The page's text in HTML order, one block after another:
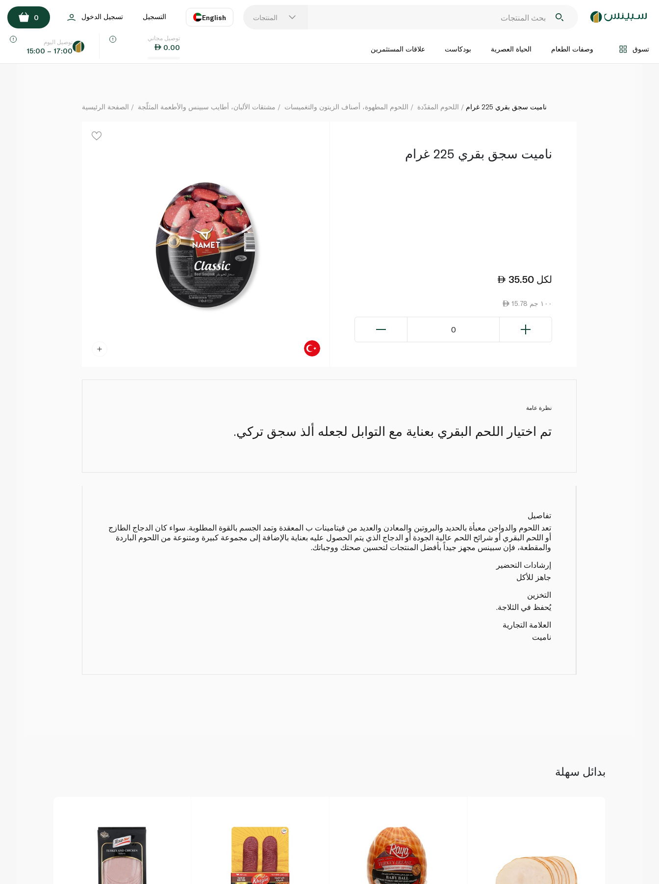
المنتجات English
اللغة
التسجيل تسجيل الدخول 0
تسوق وصفات الطعام الحياة العصرية بودكاست علاقات المستثمرين
توصيل مجاني
0.00
توصيل اليوم
15:00 – 17:00
اضف الى السلة
الصفحة الرئيسية مشتقات الألبان، أطايب سبينس والأطعمة المثلّجة اللحوم المطهوة، أصناف الزيتون والتغميسات اللحوم المقدّدة ناميت سجق بقري 225 غرام
ناميت سجق بقري 225 غرام
35.50 لكل
15.78 ١٠٠ جم
0
نظرة عامة
تم اختيار اللحم البقري بعناية مع التوابل لجعله ألذ سجق تركي.
تفاصيل
تعد اللحوم والدواجن معبأة بالحديد والبروتين والمعادن والعديد من فيتامينات ب المعقدة وتمد الجسم بالقوة المطلوبة. سواء كان الدجاج الطازج
أو اللحم البقري أو شرائح اللحم عالية الجودة أو الدجاج الذي يتم الحصول عليه بعناية بالإضافة إلى مجموعة كبيرة ومتنوعة من اللحوم الباردة
والمقطعة، فإن سبينس مجهز جيداً بأفضل المنتجات لتحسين صحتك ووجباتك.
إرشادات التحضير
جاهز للأكل
التخزين
يُحفظ في الثلاجة.
العلامة التجارية
ناميت
بدائل سهلة